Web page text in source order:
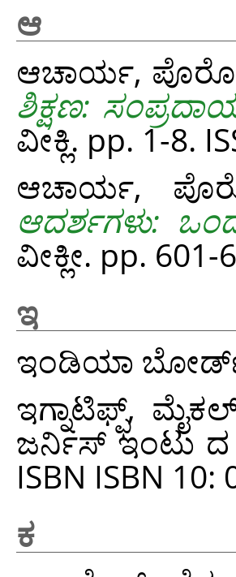
ಆ
ಆಚಾರ್ಯ,
ಶಿಕ್ಷಣ:
ವೀಕ್ಲಿ. pp. 1-8.
ಆಚಾರ್ಯ,
ಆದರ್ಶಗಳು:
ವೀಕ್ಲೀ. pp. 601-
ಇ
ಇಂಡಿಯಾ
ಇಗ್ನಾಟಿಫ್ಫ್,
ಜರ್ನಿಸ್ ಇಂಟು ದ
ISBN ISBN
ಕ